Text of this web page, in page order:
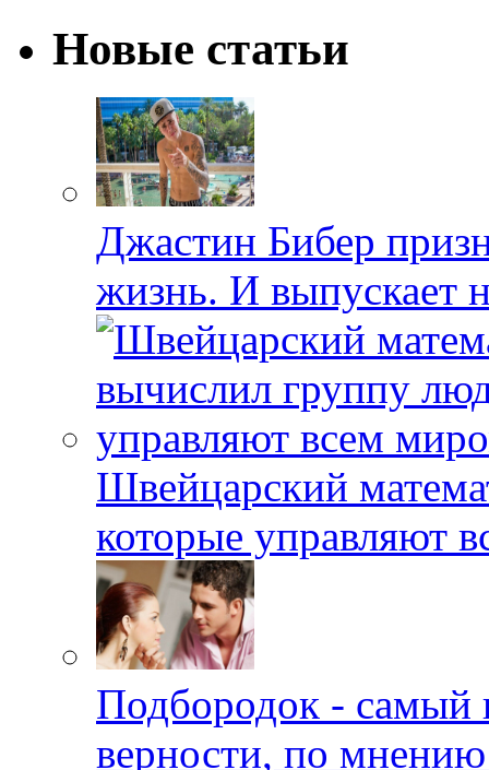
Новые статьи
Джастин Бибер
жизнь. И выпускает
Швейцарский
которые управляют
Подбородок - самый
верности, по